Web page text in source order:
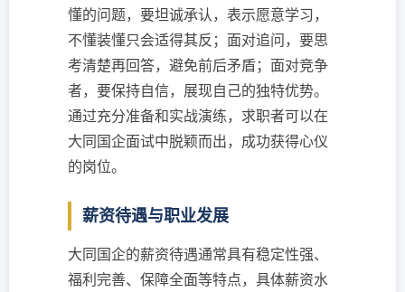
懂的问题，要坦诚承认，表示愿意学习，
不懂装懂只会适得其反；面对追问，要思
考清楚再回答，避免前后矛盾；面对竞争
者，要保持自信，展现自己的独特优势。
通过充分准备和实战演练，求职者可以在
大同国企面试中脱颖而出，成功获得心仪
的岗位。
薪资待遇与职业发展
大同国企的薪资待遇通常具有稳定性强、
福利完善、保障全面等特点，具体薪资水